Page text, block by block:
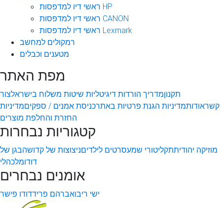
ראשי דיו למדפסות HP
ראשי דיו למדפסות CANON
ראשי דיו למדפסות Lexmark
רמקולים למחשב
מטענים וכבלים
מפת האתר
תקנוןמדריך הורדות דיגיטליות שיטות משלוח בישראלצור
קשראודותמדיניות הגנת פרטיות באתרכניסת אמנים / ספקיםמדיניות
החזרת והחלפת מוצרים
קטגוריות נבחרות
מוזיקה יהודיתתקליטורי שמעסרטים לילדיםניצוצות של קדושהבגן של
דודומלכהלי
אומנים נבחרים
ישי ריבואברהם פרידדודו פישר